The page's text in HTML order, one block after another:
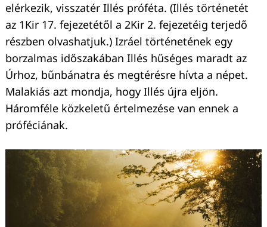
elérkezik, visszatér Illés próféta. (Illés történetét
az 1Kir 17. fejezetétől a 2Kir 2. fejezetéig terjedő
részben olvashatjuk.) Izráel történetének egy
borzalmas időszakában Illés hűséges maradt az
Úrhoz, bűnbánatra és megtérésre hívta a népet.
Malakiás azt mondja, hogy Illés újra eljön.
Háromféle közkeletű értelmezése van ennek a
próféciának.